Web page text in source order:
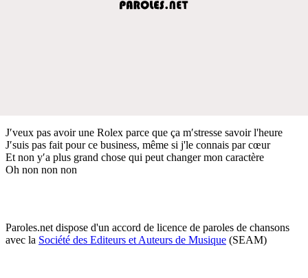
J′veux pas avoir une Rolex parce que ça m′stresse savoir l'heure
J′suis pas fait pour ce business, même si j'le connais par cœur
Et non y′a plus grand chose qui peut changer mon caractère
Oh non non non
Paroles.net dispose d'un accord de licence de paroles de chansons
avec la Société des Editeurs et Auteurs de Musique (SEAM)